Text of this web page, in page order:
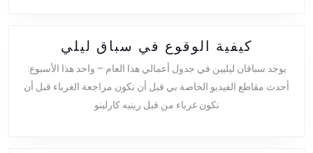
–
بودكاست
48
كيفية الوقوع في سباق ليلي
الوقوع
في
سباق
يوجد سباقان ليليين في جدول أعمالي هذا العام – واحد هذا الأسبوع:
أحدث مقاطع الفيديو الخاصة بي قبل أن نكون مراجعة الغرباء قبل أن
نكون غرباء من قبل رينيه كارلينو